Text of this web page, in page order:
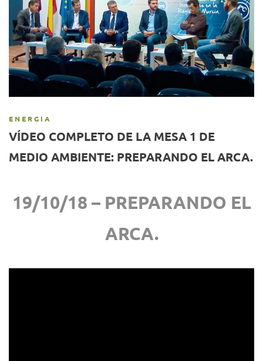
ENERGIA
VÍDEO COMPLETO DE LA MESA 1 DE
MEDIO AMBIENTE: PREPARANDO EL ARCA.
19/10/18 – PREPARANDO EL
ARCA.